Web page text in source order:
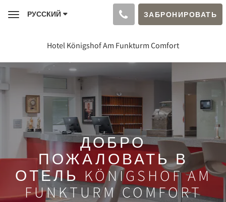
ToggleРУССКИЙ ЗАБРОНИРОВАТЬ
Hotel Königshof Am Funkturm Comfort
ДОБРО
ПОЖАЛОВАТЬ В
ОТЕЛЬ KÖNIGSHOF AM
FUNKTURM COMFORT